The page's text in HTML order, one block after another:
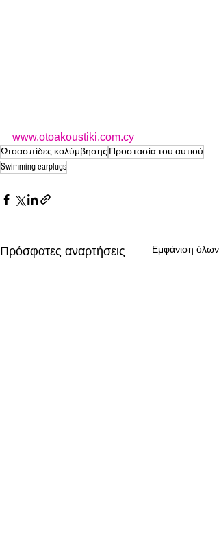
www.otoakoustiki.com.cy
Ωτοασπίδες κολύμβησης Προστασία του αυτιού
Swimming earplugs
Πρόσφατες αναρτήσεις Εμφάνιση όλων